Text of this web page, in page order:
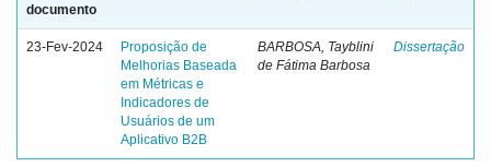
documento
23-Fev-2024
Proposição de
Melhorias Baseada
em Métricas e
Indicadores de
Usuários de um
Aplicativo B2B
BARBOSA, Tayblini
de Fátima Barbosa
Dissertação